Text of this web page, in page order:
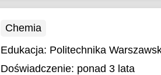
Chemia
Edukacja: Politechnika
Doświadczenie: ponad 3 lata